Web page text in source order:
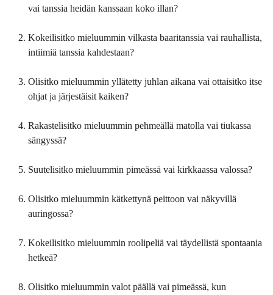
vai tanssia heidän kanssaan koko illan?
Kokeilisitko mieluummin vilkasta baaritanssia vai rauhallista,
intiimiä tanssia kahdestaan?
Olisitko mieluummin yllätetty juhlan aikana vai ottaisitko itse
ohjat ja järjestäisit kaiken?
Rakastelisitko mieluummin pehmeällä matolla vai tiukassa
sängyssä?
Suutelisitko mieluummin pimeässä vai kirkkaassa valossa?
Olisitko mieluummin kätkettynä peittoon vai näkyvillä
auringossa?
Kokeilisitko mieluummin roolipeliä vai täydellistä spontaania
hetkeä?
Olisitko mieluummin valot päällä vai pimeässä, kun